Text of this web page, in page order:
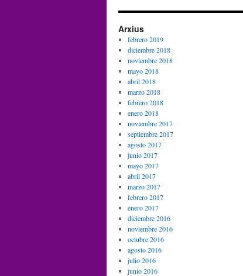
Arxius
febrero 2019
diciembre 2018
noviembre 2018
mayo 2018
abril 2018
marzo 2018
febrero 2018
enero 2018
noviembre 2017
septiembre 2017
agosto 2017
junio 2017
mayo 2017
abril 2017
marzo 2017
febrero 2017
enero 2017
diciembre 2016
noviembre 2016
octubre 2016
agosto 2016
julio 2016
junio 2016